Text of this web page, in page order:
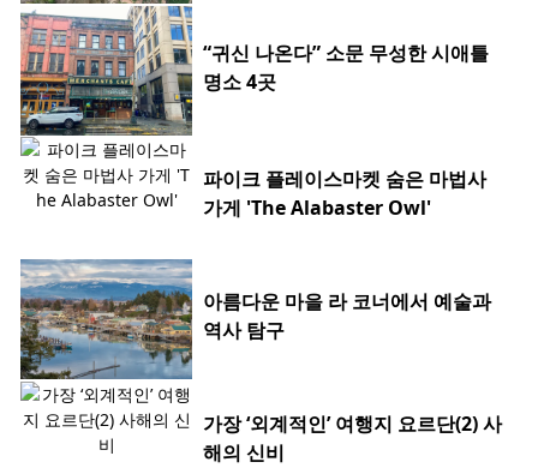
“귀신 나온다” 소문 무성한 시애틀
명소 4곳
파이크 플레이스마켓 숨은 마법사
가게 'The Alabaster Owl'
아름다운 마을 라 코너에서 예술과
역사 탐구
가장 ‘외계적인’ 여행지 요르단(2) 사
해의 신비